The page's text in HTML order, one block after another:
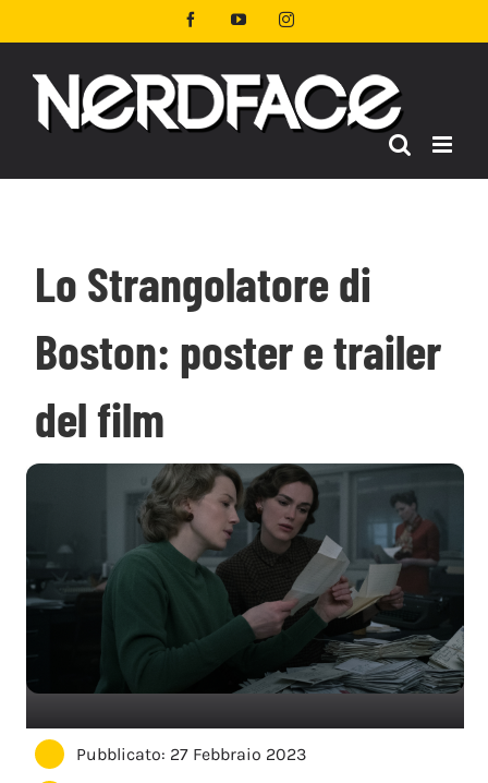
al
FacebookYouTubeInstagram
Lo Strangolatore di
Boston: poster e trailer
del film
Pubblicato: 27 Febbraio 2023